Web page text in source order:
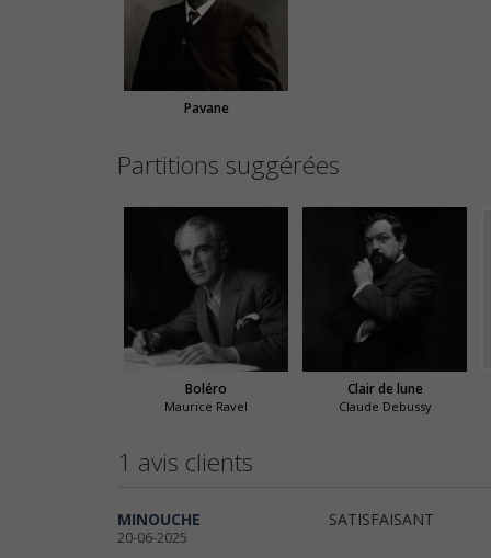
Pavane
Partitions suggérées
Boléro
Maurice Ravel
Clair de lune
Claude Debussy
1 avis clients
MINOUCHE
20-06-2025
SATISFAISANT